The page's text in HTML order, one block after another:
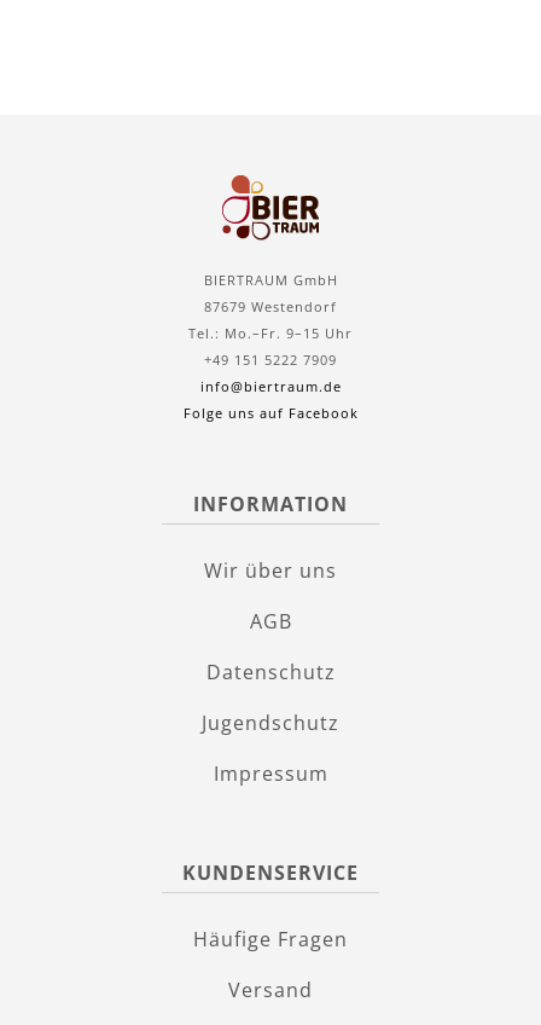
BIERTRAUM GmbH
87679 Westendorf
Tel.: Mo.–Fr. 9–15 Uhr
+49 151 5222 7909
info@biertraum.de
Folge uns auf Facebook
INFORMATION
Wir über uns
AGB
Datenschutz
Jugendschutz
Impressum
KUNDENSERVICE
Häufige Fragen
Versand